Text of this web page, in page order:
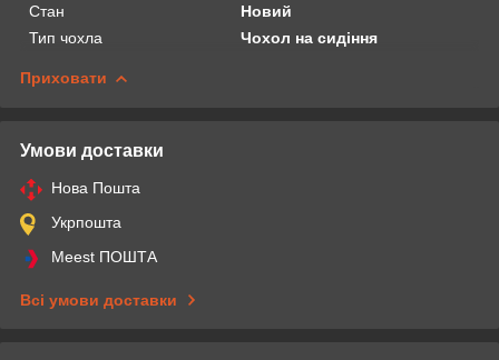
Стан
Новий
Тип чохла
Чохол на сидіння
Приховати
Умови доставки
Нова Пошта
Укрпошта
Meest ПОШТА
Всі умови доставки